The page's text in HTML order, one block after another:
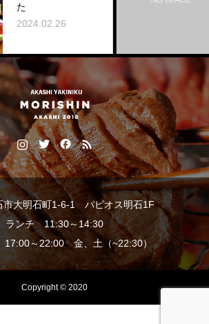
市大明石町1-6-1 パピオス明石1F
ランチ 11:30～14:30
～22:00 金、土（~22:30）
Copyright © 2020